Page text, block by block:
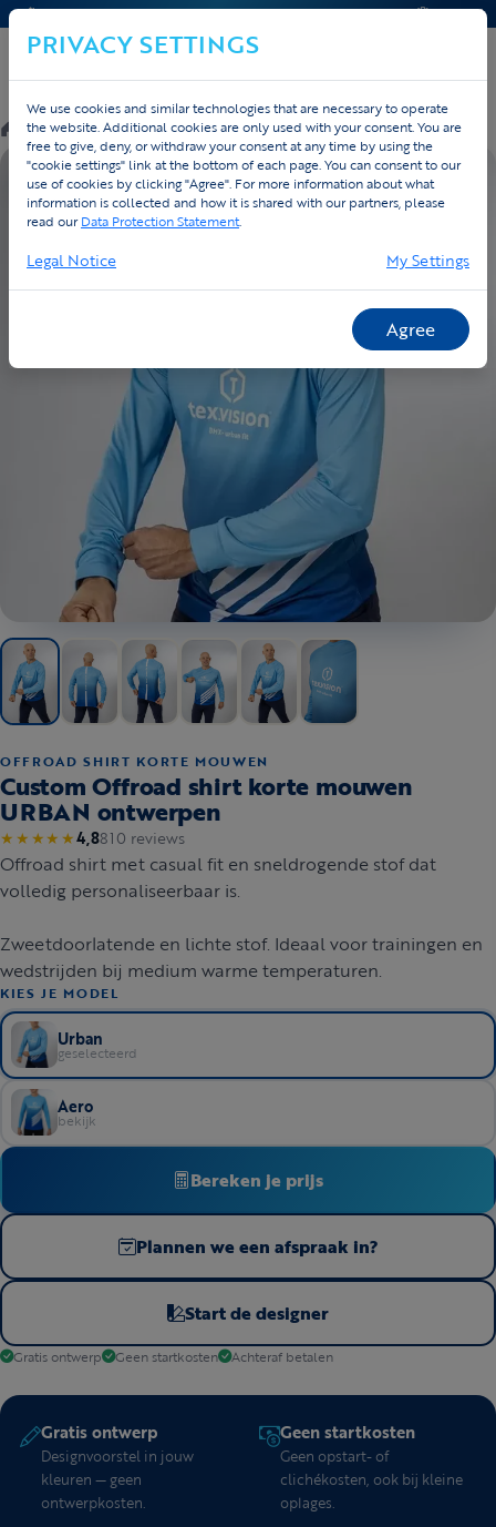
CONTACT & HELP OFFERTE
Custom/Custom/Producten
EIGEN ONTWERP
OFFROAD SHIRT KORTE MOUWEN
Custom Offroad shirt korte mouwen
URBAN ontwerpen
★★★★★4,8810 reviews
Offroad shirt met casual fit en sneldrogende stof dat
volledig personaliseerbaar is.
Zweetdoorlatende en lichte stof. Ideaal voor trainingen en
wedstrijden bij medium warme temperaturen.
KIES JE MODEL
Urban
geselecteerd
Aero
bekijk
Bereken je prijs
Plannen we een afspraak in?
Start de designer
Gratis ontwerp Geen startkosten Achteraf betalen
Gratis ontwerp
Designvoorstel in jouw
kleuren — geen
ontwerpkosten.
Geen startkosten
Geen opstart- of
clichékosten, ook bij kleine
oplages.
PRIVACY SETTINGS
We use cookies and similar technologies that are necessary to operate
the website. Additional cookies are only used with your consent. You are
free to give, deny, or withdraw your consent at any time by using the
"cookie settings" link at the bottom of each page. You can consent to our
use of cookies by clicking "Agree". For more information about what
information is collected and how it is shared with our partners, please
read ourData Protection Statement.
Legal Notice My Settings
Agree